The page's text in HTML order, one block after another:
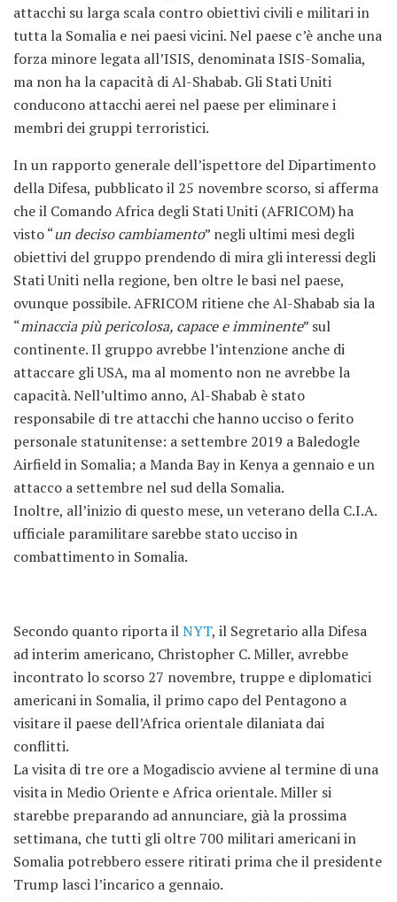
attacchi su larga scala contro obiettivi civili e militari in
tutta la Somalia e nei paesi vicini. Nel paese c’è anche una
forza minore legata all’ISIS, denominata ISIS-Somalia,
ma non ha la capacità di Al-Shabab. Gli Stati Uniti
conducono attacchi aerei nel paese per eliminare i
membri dei gruppi terroristici.
In un rapporto generale dell’ispettore del Dipartimento
della Difesa, pubblicato il 25 novembre scorso, si afferma
che il Comando Africa degli Stati Uniti (AFRICOM) ha
visto “un deciso cambiamento” negli ultimi mesi degli
obiettivi del gruppo prendendo di mira gli interessi degli
Stati Uniti nella regione, ben oltre le basi nel paese,
ovunque possibile. AFRICOM ritiene che Al-Shabab sia la
“minaccia più pericolosa, capace e imminente” sul
continente. Il gruppo avrebbe l’intenzione anche di
attaccare gli USA, ma al momento non ne avrebbe la
capacità. Nell’ultimo anno, Al-Shabab è stato
responsabile di tre attacchi che hanno ucciso o ferito
personale statunitense: a settembre 2019 a Baledogle
Airfield in Somalia; a Manda Bay in Kenya a gennaio e un
attacco a settembre nel sud della Somalia.
Inoltre, all’inizio di questo mese, un veterano della C.I.A.
ufficiale paramilitare sarebbe stato ucciso in
combattimento in Somalia.
Secondo quanto riporta ilNYT, il Segretario alla Difesa
ad interim americano, Christopher C. Miller, avrebbe
incontrato lo scorso 27 novembre, truppe e diplomatici
americani in Somalia, il primo capo del Pentagono a
visitare il paese dell’Africa orientale dilaniata dai
conflitti.
La visita di tre ore a Mogadiscio avviene al termine di una
visita in Medio Oriente e Africa orientale. Miller si
starebbe preparando ad annunciare, già la prossima
settimana, che tutti gli oltre 700 militari americani in
Somalia potrebbero essere ritirati prima che il presidente
Trump lasci l’incarico a gennaio.